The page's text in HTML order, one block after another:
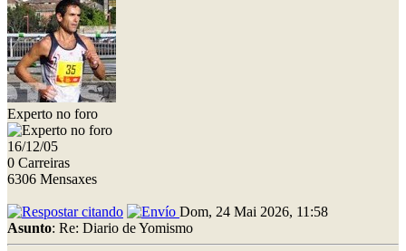
Experto no foro
16/12/05
0 Carreiras
6306 Mensaxes
Dom, 24 Mai 2026, 11:58
Asunto: Re: Diario de Yomismo